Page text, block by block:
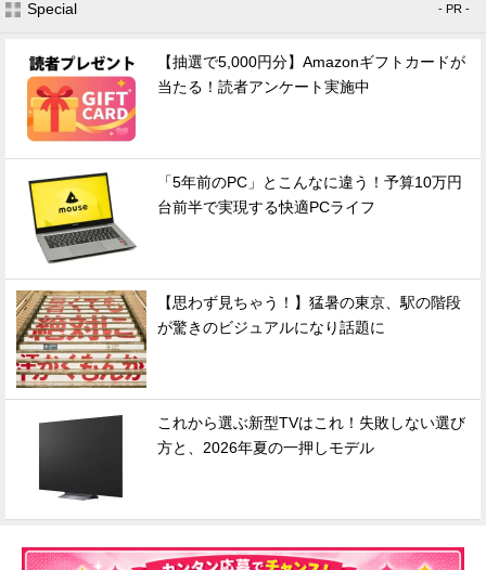
Special - PR -
【抽選で5,000円分】Amazonギフトカードが
当たる！読者アンケート実施中
「5年前のPC」とこんなに違う！予算10万円
台前半で実現する快適PCライフ
【思わず見ちゃう！】猛暑の東京、駅の階段
が驚きのビジュアルになり話題に
これから選ぶ新型TVはこれ！失敗しない選び
方と、2026年夏の一押しモデル